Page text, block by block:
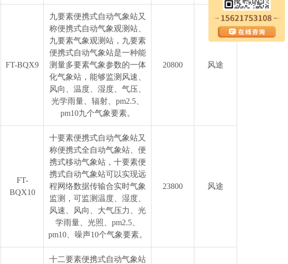
FT-BQX9
九要素便携式自动气象站又
称便携式自动气象观测站、
九要素气象观测站，九要素
便携式自动气象站是一种能
测量多要素气象参数的一体
化气象站，能够监测风速、
风向、温度、湿度、气压、
光学雨量、辐射、pm2.5、
pm10九个气象要素。
20800 风途
FT-
BQX10
十要素便携式自动气象站又
称便携式全自动气象站、便
携式移动气象站，十要素便
携式自动气象站可以实现远
程网络数据传输合实时气象
监测，可监测温度、湿度、
风速、风向、大气压力、光
学雨量、光照、pm2.5、
pm10、噪声10个气象要素。
23800 风途
十二要素便携式自动气象站